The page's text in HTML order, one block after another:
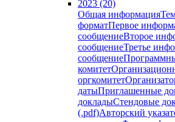
2023 (20)
Общая информация
форматПервое
сообщениеВторое
сообщениеТретье
сообщение
комитет
оргкомитет
датыПриглашенные
докладыСтендовые
(.pdf)Авторский